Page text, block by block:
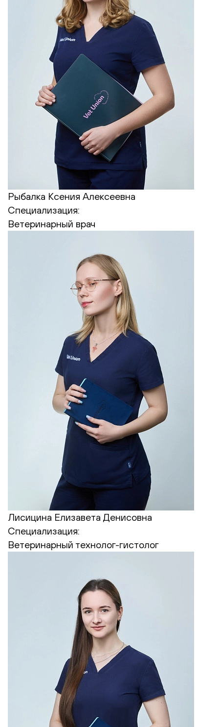
Рыбалка Ксения Алексеевна
Специализация:
Ветеринарный врач
Лисицина Елизавета Денисовна
Специализация:
Ветеринарный технолог-гистолог